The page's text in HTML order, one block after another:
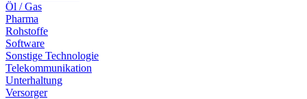
Öl / Gas
Pharma
Rohstoffe
Software
Sonstige Technologie
Telekommunikation
Unterhaltung
Versorger